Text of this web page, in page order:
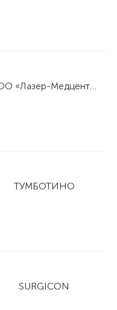
ООО «Лазер-Медцентр»
ТУМБОТИНО
SURGICON